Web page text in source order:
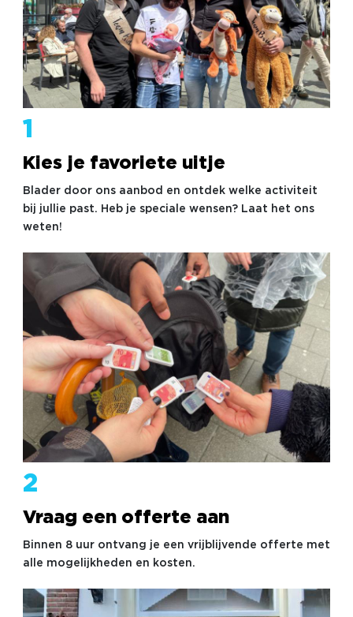
1
Kies je favoriete uitje
Blader door ons aanbod en ontdek welke activiteit
bij jullie past. Heb je speciale wensen? Laat het ons
weten!
2
Vraag een offerte aan
Binnen 8 uur ontvang je een vrijblijvende offerte met
alle mogelijkheden en kosten.